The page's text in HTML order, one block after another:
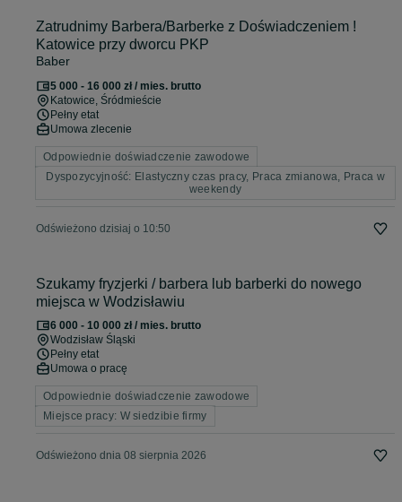
Zatrudnimy Barbera/Barberke z Doświadczeniem !
Katowice przy dworcu PKP
Baber
5 000 - 16 000 zł / mies. brutto
Katowice, Śródmieście
Pełny etat
Umowa zlecenie
Odpowiednie doświadczenie zawodowe
Dyspozycyjność: Elastyczny czas pracy, Praca zmianowa, Praca w
weekendy
Odświeżono dzisiaj o 10:50
Szukamy fryzjerki / barbera lub barberki do nowego
miejsca w Wodzisławiu
6 000 - 10 000 zł / mies. brutto
Wodzisław Śląski
Pełny etat
Umowa o pracę
Odpowiednie doświadczenie zawodowe
Miejsce pracy: W siedzibie firmy
Odświeżono dnia 08 sierpnia 2026